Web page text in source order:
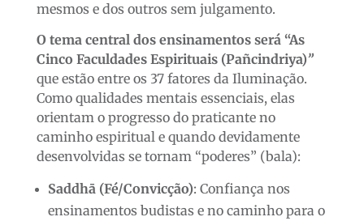
mesmos e dos outros sem julgamento.
O tema central dos ensinamentos será “As
Cinco Faculdades Espirituais (Pañcindriya)”
que estão entre os 37 fatores da Iluminação.
Como qualidades mentais essenciais, elas
orientam o progresso do praticante no
caminho espiritual e quando devidamente
desenvolvidas se tornam “poderes” (bala):
Saddhā (Fé/Convicção): Confiança nos
ensinamentos budistas e no caminho para o